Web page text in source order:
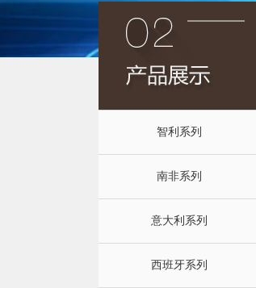
智利系列
南非系列
意大利系列
西班牙系列